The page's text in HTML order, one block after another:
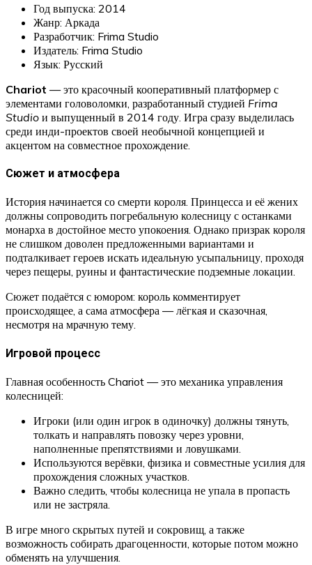
Год выпуска: 2014
Жанр: Аркада
Разработчик: Frima Studio
Издатель: Frima Studio
Язык: Русский
Chariot — это красочный кооперативный платформер с
элементами головоломки, разработанный студией Frima
Studio и выпущенный в 2014 году. Игра сразу выделилась
среди инди-проектов своей необычной концепцией и
акцентом на совместное прохождение.
Сюжет и атмосфера
История начинается со смерти короля. Принцесса и её жених
должны сопроводить погребальную колесницу с останками
монарха в достойное место упокоения. Однако призрак короля
не слишком доволен предложенными вариантами и
подталкивает героев искать идеальную усыпальницу, проходя
через пещеры, руины и фантастические подземные локации.
Сюжет подаётся с юмором: король комментирует
происходящее, а сама атмосфера — лёгкая и сказочная,
несмотря на мрачную тему.
Игровой процесс
Главная особенность Chariot — это механика управления
колесницей:
Игроки (или один игрок в одиночку) должны тянуть,
толкать и направлять повозку через уровни,
наполненные препятствиями и ловушками.
Используются верёвки, физика и совместные усилия для
прохождения сложных участков.
Важно следить, чтобы колесница не упала в пропасть
или не застряла.
В игре много скрытых путей и сокровищ, а также
возможность собирать драгоценности, которые потом можно
обменять на улучшения.